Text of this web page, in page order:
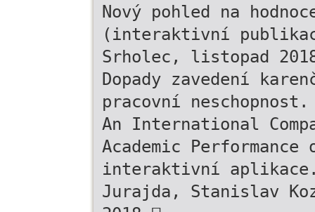
Nový pohled na
(interaktivní
Srholec, listopad
Dopady zavedení
pracovní
An International
Academic Performance
interaktivní aplikace.
Jurajda, Stanislav